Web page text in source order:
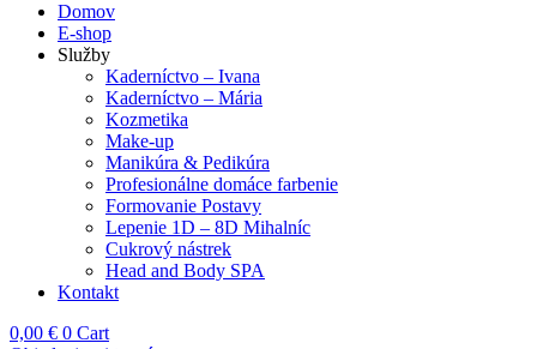
Domov
E-shop
Služby
Kaderníctvo – Ivana
Kaderníctvo – Mária
Kozmetika
Make-up
Manikúra & Pedikúra
Profesionálne domáce farbenie
Formovanie Postavy
Lepenie 1D – 8D Mihalníc
Cukrový nástrek
Head and Body SPA
Kontakt
0,00 € 0 Cart